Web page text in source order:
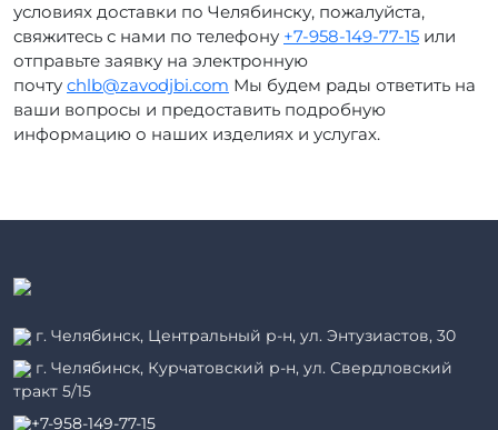
условиях доставки по Челябинску, пожалуйста,
свяжитесь с нами по телефону +7-958-149-77-15 или
отправьте заявку на электронную
почту chlb@zavodjbi.com Мы будем рады ответить на
ваши вопросы и предоставить подробную
информацию о наших изделиях и услугах.
г. Челябинск, Центральный р-н, ул. Энтузиастов, 30
г. Челябинск, Курчатовский р-н, ул. Свердловский
тракт 5/15
+7-958-149-77-15